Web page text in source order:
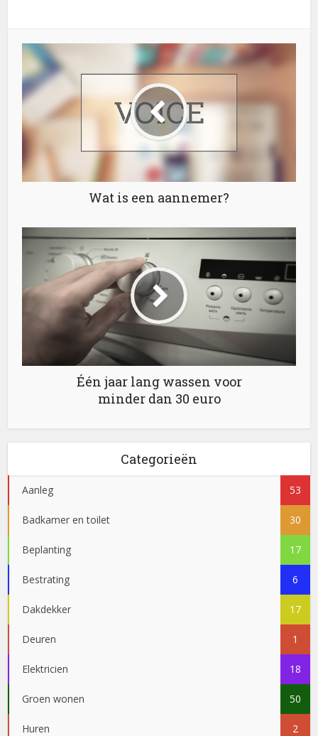
Wat is een aannemer?
Één jaar lang wassen voor
minder dan 30 euro
Categorieën
Aanleg 53
Badkamer en toilet 30
Beplanting 17
Bestrating 6
Dakdekker 17
Deuren 1
Elektricien 18
Groen wonen 50
Huren 2